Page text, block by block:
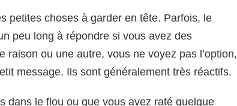
petites choses à garder en tête. Parfois, le
peu long à répondre si vous avez des
raison ou une autre, vous ne voyez pas l’option,
message. Ils sont généralement très réactifs.
dans le flou ou que vous avez raté quelque